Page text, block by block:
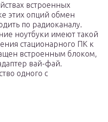
встроенных
этих опций обмен
по радиоканалу.
ноутбуки имеют такой
стационарного ПК к
встроенным блоком,
вай-фай.
одного с